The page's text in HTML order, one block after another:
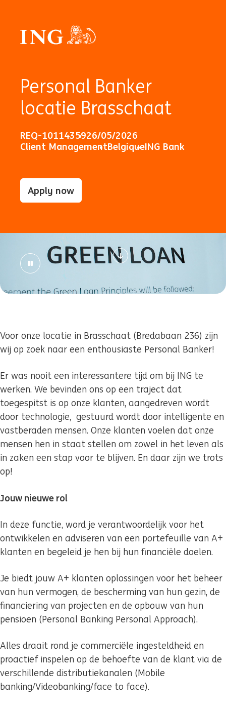
Personal Banker
locatie Brasschaat
REQ-1011435926/05/2026
Client ManagementBelgiqueING Bank
Apply now
Voor onze locatie in Brasschaat (Bredabaan 236) zijn
wij op zoek naar een enthousiaste Personal Banker!
Er was nooit een interessantere tijd om bij ING te
werken. We bevinden ons op een traject dat
toegespitst is op onze klanten, aangedreven wordt
door technologie, gestuurd wordt door intelligente en
vastberaden mensen. Onze klanten voelen dat onze
mensen hen in staat stellen om zowel in het leven als
in zaken een stap voor te blijven. En daar zijn we trots
op!
Jouw nieuwe rol
In deze functie, word je verantwoordelijk voor het
ontwikkelen en adviseren van een portefeuille van A+
klanten en begeleid je hen bij hun financiële doelen.
Je biedt jouw A+ klanten oplossingen voor het beheer
van hun vermogen, de bescherming van hun gezin, de
financiering van projecten en de opbouw van hun
pensioen (Personal Banking Personal Approach).
Alles draait rond je commerciële ingesteldheid en
proactief inspelen op de behoefte van de klant via de
verschillende distributiekanalen (Mobile
banking/Videobanking/face to face).